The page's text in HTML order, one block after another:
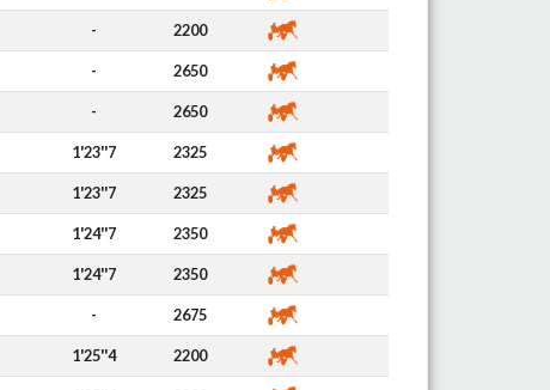
- 2200
- 2650
- 2650
1'23''7 2325
1'23''7 2325
1'24''7 2350
1'24''7 2350
- 2675
1'25''4 2200